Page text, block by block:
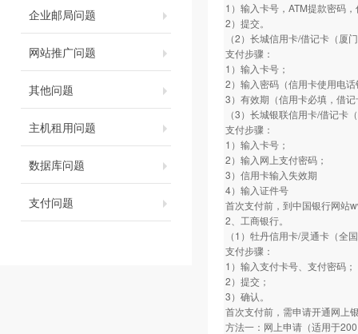
企业邮局问题
网站推广问题
其他问题
主机租用问题
数据库问题
支付问题
1）输入卡号，ATM提款密码
2）提交。
（2）长城信用卡/借记卡（厦
支付步骤：
1）输入卡号；
2）输入密码（信用卡使用电
3）有效期（信用卡必填，借
（3）长城银联信用卡/借记卡
支付步骤：
1）输入卡号；
2）输入网上支付密码；
3）信用卡输入失效期
4）输入证件号
首次支付前，到中国银行网站
2、工商银行。
（1）牡丹信用卡/灵通卡（全
支付步骤：
1）输入支付卡号、支付密码；
2）提交；
3）确认。
首次支付前，需申请开通网上
方法一：网上申请（适用于